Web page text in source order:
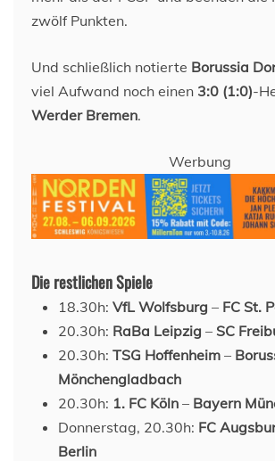
zwölf Punkten.
Und schließlich notierte Borussia
viel Aufwand noch einen 3:0 (1:0)-
Werder Bremen.
Werbung
Die restlichen Spiele
18.30h: VfL Wolfsburg – FC St.
20.30h: RaBa Leipzig – SC
20.30h: TSG Hoffenheim –
Mönchengladbach
20.30h: 1. FC Köln – Bayern
Donnerstag, 20.30h: FC
Berlin